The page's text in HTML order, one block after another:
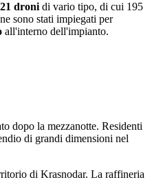
droni di vario tipo, di cui 195
sono stati impiegati per
all'interno dell'impianto.
dopo la mezzanotte. Residenti
di grandi dimensioni nel
di Krasnodar. La raffineria